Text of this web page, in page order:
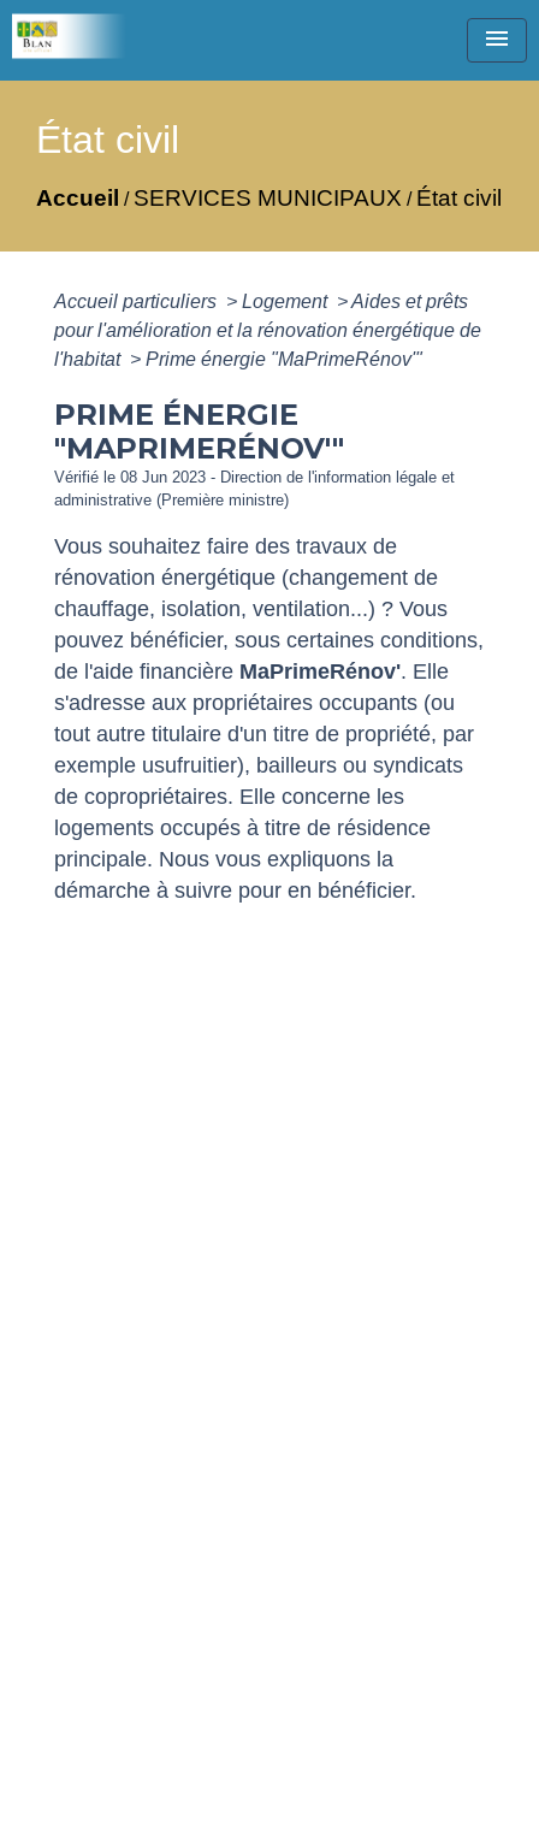
menu
État civil
Accueil / SERVICES MUNICIPAUX / État civil
Accueil particuliers > Logement >Aides et prêts
pour l'amélioration et la rénovation énergétique de
l'habitat > Prime énergie "MaPrimeRénov'"
PRIME ÉNERGIE
"MAPRIMERÉNOV'"
Vérifié le 08 Jun 2023 - Direction de l'information légale et
administrative (Première ministre)
Vous souhaitez faire des travaux de
rénovation énergétique (changement de
chauffage, isolation, ventilation...) ? Vous
pouvez bénéficier, sous certaines conditions,
de l'aide financière MaPrimeRénov'. Elle
s'adresse aux propriétaires occupants (ou
tout autre titulaire d'un titre de propriété, par
exemple usufruitier), bailleurs ou syndicats
de copropriétaires. Elle concerne les
logements occupés à titre de résidence
principale. Nous vous expliquons la
démarche à suivre pour en bénéficier.